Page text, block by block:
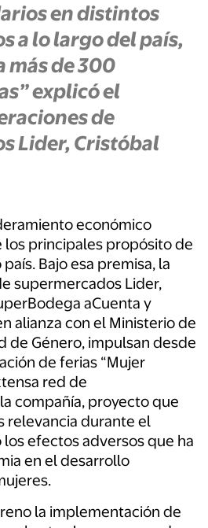
en distintos
a lo largo del país,
más de 300
explicó el
de
Lider, Cristóbal
económico
los principales propósito de
Bajo esa premisa, la
supermercados Lider,
aCuenta y
alianza con el Ministerio de
de Género, impulsan desde
de ferias “Mujer
red de
compañía, proyecto que
relevancia durante el
efectos adversos que ha
en el desarrollo
la implementación de